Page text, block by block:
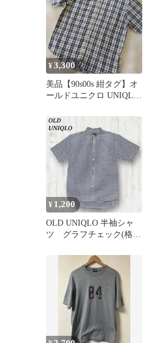
¥3,300
美品【90s00s 紺タグ】オ
ールドユニクロ UNIQLO
¥ 1,200
OLD UNIQLO 半袖シャ
ツ グラフチェック(格子